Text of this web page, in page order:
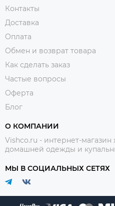
Контакты
Доставка
Оплата
Обмен и возврат товара
Как сделать заказ
Частые вопросы
Оферта
Блог
О КОМПАНИИ
Vishco.ru - интернет-
домашней одежды и
МЫ В СОЦИАЛЬНЫХ СЕТЯХ